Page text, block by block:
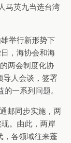
马英九当选台湾
举行新形势下
，海协会和海
两会制度化协
导人会谈，签署
一系列问题。
邮同步实施，两
。由此，两岸
，各领域往来蓬